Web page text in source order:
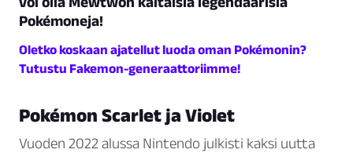
Pokémoneja!
Oletko koskaan ajatellut luoda oman Pokémonin?
Tutustu Fakemon-generaattoriimme!
Pokémon Scarlet ja Violet
Vuoden 2022 alussa Nintendo julkisti kaksi uutta